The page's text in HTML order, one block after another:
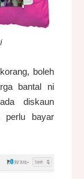
boleh
bantal ni
diskaun
perlu bayar